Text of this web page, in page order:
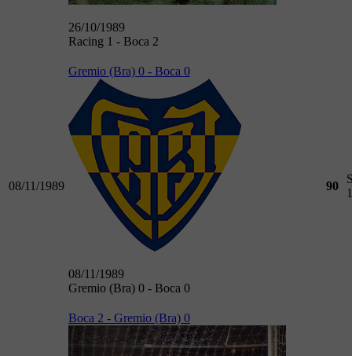
26/10/1989
Racing 1 - Boca 2
08/11/1989
Gremio (Bra) 0 - Boca 0
08/11/1989
Gremio (Bra) 0 - Boca 0
90
Boca 2 - Gremio (Bra) 0